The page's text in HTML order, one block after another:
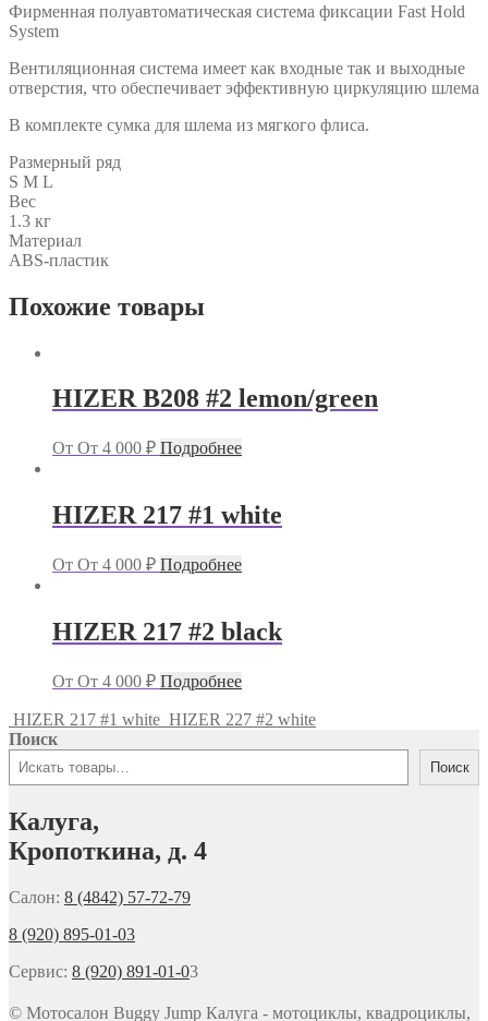
Фирменная полуавтоматическая система фиксации Fast Hold
System
Вентиляционная система имеет как входные так и выходные
отверстия, что обеспечивает эффективную циркуляцию шлема
В комплекте сумка для шлема из мягкого флиса.
Размерный ряд
S M L
Вес
1.3 кг
Материал
ABS-пластик
Похожие товары
HIZER B208 #2 lemon/green
От От 4 000 ₽ Подробнее
HIZER 217 #1 white
От От 4 000 ₽ Подробнее
HIZER 217 #2 black
От От 4 000 ₽ Подробнее
HIZER 217 #1 white HIZER 227 #2 white
Поиск
Поиск
Калуга,
Кропоткина, д. 4
Салон: 8 (4842) 57-72-79
8 (920) 895-01-03
Сервис: 8 (920) 891-01-03
© Мотосалон Buggy Jump Калуга - мотоциклы, квадроциклы,